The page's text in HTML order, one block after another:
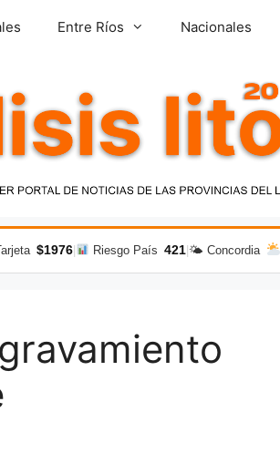
Entre Ríos Nacionales
$1976| Riesgo País 421| 🌤 Concordia